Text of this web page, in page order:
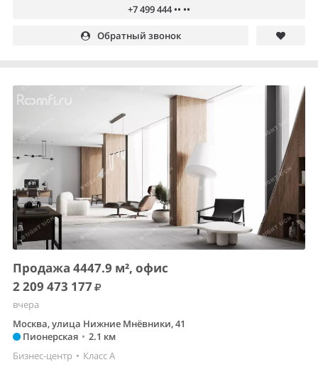
+7 499 444 •• ••
Обратный звонок
Продажа 4447.9 м², офис
2 209 473 177
вчера
Москва, улица Нижние Мнёвники, 41
Пионерская • 2.1 км
Бизнес-центр • Класс A